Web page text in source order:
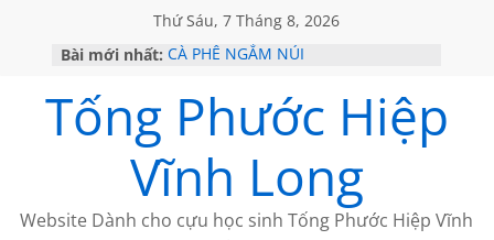
Thứ Sáu, 7 Tháng 8, 2026
Bài mới nhất: CÀ PHÊ NGẮM NÚI
GẶP Ở MỸ
HỌC SỬ HỒI XƯA
MỘT ĐỜI ĐI QUA NHỮNG TRANG
SÁCH
BẤT CHỢT CỦA CHÂU LỆ DUNG
Tống Phước Hiệp
Vĩnh Long
Website Dành cho cựu học sinh Tống Phước Hiệp Vĩnh